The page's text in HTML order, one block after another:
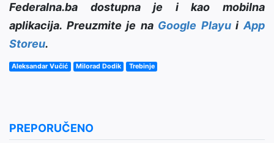
Federalna.ba dostupna je i kao mobilna
aplikacija. Preuzmite je na Google PlayuiApp
Storeu.
Aleksandar Vučić Milorad Dodik Trebinje
PREPORUČENO